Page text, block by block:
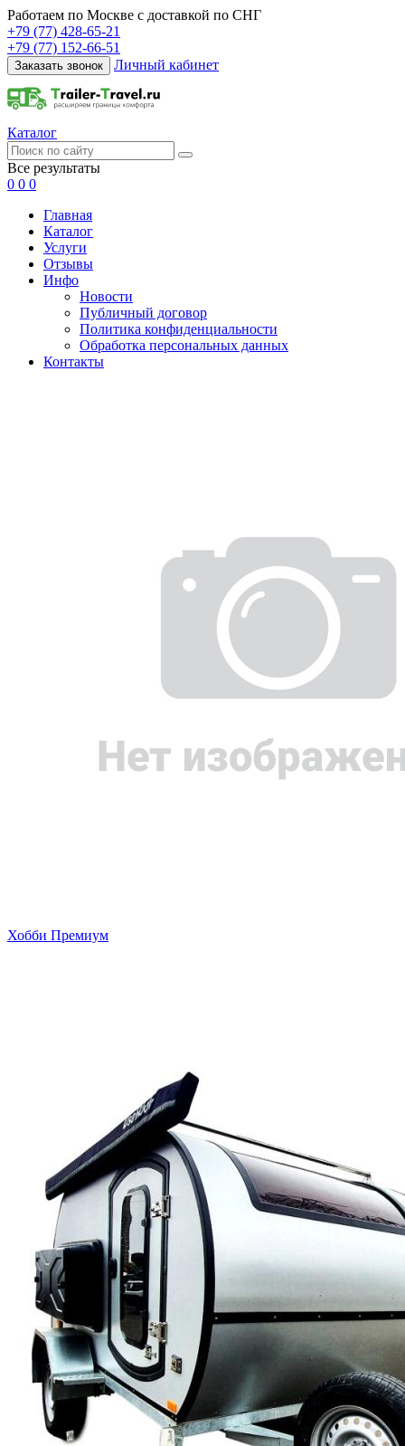
Работаем по Москве с доставкой по СНГ
+79 (77) 428-65-21
+79 (77) 152-66-51
Заказать звонок Личный кабинет
Каталог
Все результаты
0 0 0
Главная
Каталог
Услуги
Отзывы
Инфо
Новости
Публичный договор
Политика конфиденциальности
Обработка персональных данных
Контакты
Хобби Премиум